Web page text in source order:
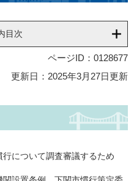
目次
ページID：0128677
更新日：2025年3月27日更新
について調査審議するため